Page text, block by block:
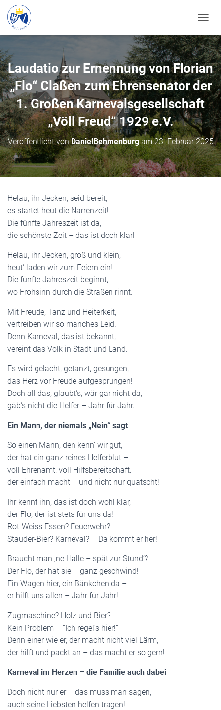
A
V
I
G
A
T
I
O
N
M
S
C
H
A
L
Laudatio zur Ernennung von Florian
„Flo“ Claßen zum Ehrensenator der
1. Großen Karnevalsgesellschaft
„Völl Freud“ 1929 e.V.
Veröffentlicht vonDanielBehmenburgam23. Februar 2025
Helau, ihr Jecken, seid bereit,
es startet heut die Narrenzeit!
Die fünfte Jahreszeit ist da,
die schönste Zeit – das ist doch klar!
Helau, ihr Jecken, groß und klein,
heut‘ laden wir zum Feiern ein!
Die fünfte Jahreszeit beginnt,
wo Frohsinn durch die Straßen rinnt.
Mit Freude, Tanz und Heiterkeit,
vertreiben wir so manches Leid.
Denn Karneval, das ist bekannt,
vereint das Volk in Stadt und Land.
Es wird gelacht, getanzt, gesungen,
das Herz vor Freude aufgesprungen!
Doch all das, glaubt‘s, wär gar nicht da,
gäb‘s nicht die Helfer – Jahr für Jahr.
Ein Mann, der niemals „Nein“ sagt
So einen Mann, den kenn‘ wir gut,
der hat ein ganz reines Helferblut –
voll Ehrenamt, voll Hilfsbereitschaft,
der einfach macht – und nicht nur quatscht!
Ihr kennt ihn, das ist doch wohl klar,
der Flo, der ist stets für uns da!
Rot-Weiss Essen? Feuerwehr?
Stauder-Bier? Karneval? – Da kommt er her!
Braucht man ‚ne Halle – spät zur Stund‘?
Der Flo, der hat sie – ganz geschwind!
Ein Wagen hier, ein Bänkchen da –
er hilft uns allen – Jahr für Jahr!
Zugmaschine? Holz und Bier?
Kein Problem – “Ich regel‘s hier!“
Denn einer wie er, der macht nicht viel Lärm,
der hilft und packt an – das macht er so gern!
Karneval im Herzen – die Familie auch dabei
Doch nicht nur er – das muss man sagen,
auch seine Liebsten helfen tragen!